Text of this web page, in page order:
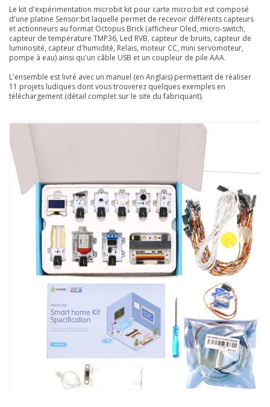
Le kit d'expérimentation microbit kit pour carte micro:bit est composé
d'une platine Sensor:bit laquelle permet de recevoir différents capteurs
et actionneurs au format Octopus Brick (afficheur Oled, micro-switch,
capteur de température TMP36, Led RVB, capteur de bruits, capteur de
luminosité, capteur d'humidité, Relais, moteur CC, mini servomoteur,
pompe à eau) ainsi qu'un câble USB et un coupleur de pile AAA.
L'ensemble est livré avec un manuel (en Anglais) permettant de réaliser
11 projets ludiques dont vous trouverez quelques exemples en
téléchargement (détail complet sur le site du fabriquant).